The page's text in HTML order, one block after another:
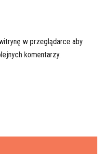
w przeglądarce aby
komentarzy.